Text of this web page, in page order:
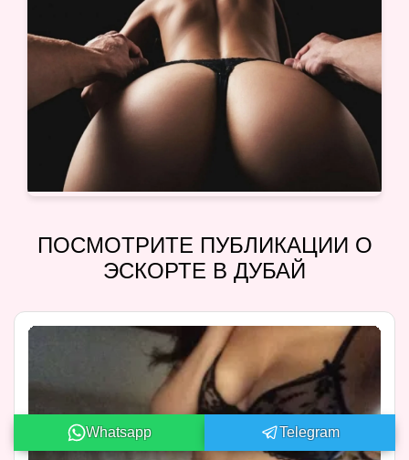
ПОСМОТРИТЕ ПУБЛИКАЦИИ О
ЭСКОРТЕ В ДУБАЙ
Whatsapp Telegram